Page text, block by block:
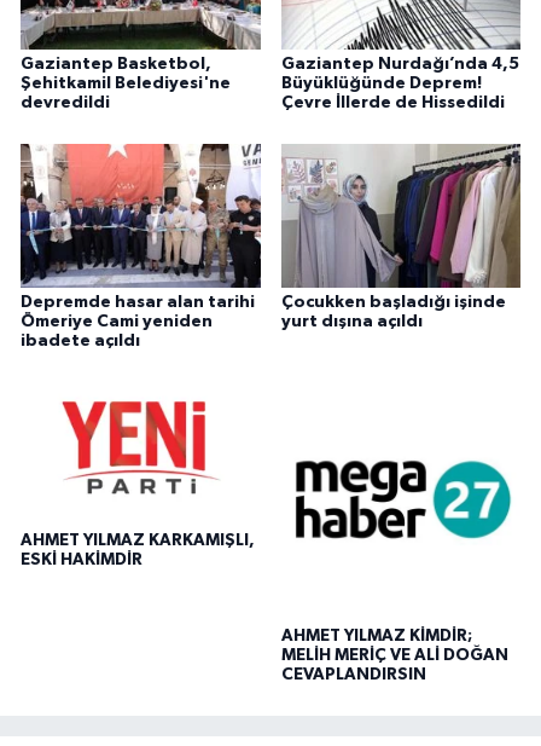
Gaziantep Basketbol,
Şehitkamil Belediyesi'ne
devredildi
Gaziantep Nurdağı’nda 4,5
Büyüklüğünde Deprem!
Çevre İllerde de Hissedildi
Depremde hasar alan tarihi
Ömeriye Cami yeniden
ibadete açıldı
Çocukken başladığı işinde
yurt dışına açıldı
AHMET YILMAZ KARKAMIŞLI,
ESKİ HAKİMDİR
AHMET YILMAZ KİMDİR;
MELİH MERİÇ VE ALİ DOĞAN
CEVAPLANDIRSIN